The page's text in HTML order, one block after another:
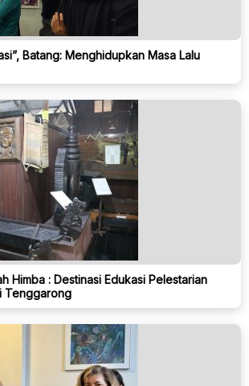
Batang: Menghidupkan Masa Lalu
Himba : Destinasi Edukasi Pelestarian
Tenggarong